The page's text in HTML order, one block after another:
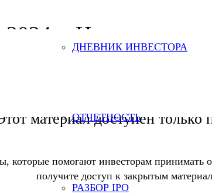
ДНЕВНИК ИНВЕСТОРА
ОТЧЕТНОСТЬ
РАЗБОР IPO
г. Неожиданно
материал доступен только
которые помогают инвесторам
получите доступ к закрытым